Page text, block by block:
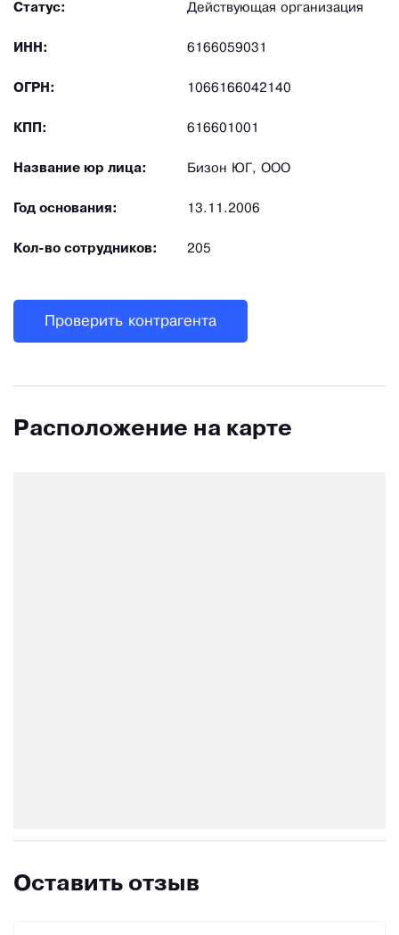
Статус: Действующая организация
ИНН: 6166059031
ОГРН: 1066166042140
КПП: 616601001
Название юр лица: Бизон ЮГ, ООО
Год основания: 13.11.2006
Кол-во сотрудников: 205
Проверить контрагента
Расположение на карте
Оставить отзыв